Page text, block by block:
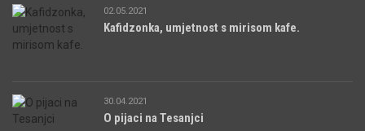
02.05.2021
Kafidzonka, umjetnost s mirisom kafe.
30.04.2021
O pijaci na Tesanjci